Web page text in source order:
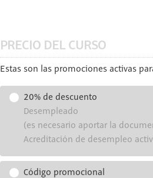
PRECIO DEL CURSO
Estas son las promociones activas
20% de descuento
Desempleado
(es necesario aportar la
Acreditación de desempleo
Código promocional